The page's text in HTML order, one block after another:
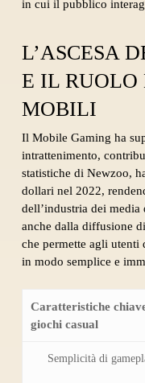
in cui il pubblico
L’ASCESA
E IL RUOLO
MOBILI
Il Mobile Gaming ha
intrattenimento,
statistiche di Newzoo,
dollari nel 2022,
dell’industria dei
anche dalla diffusione
che permette agli
in modo semplice e
Caratteristiche
giochi casual
Semplicità di